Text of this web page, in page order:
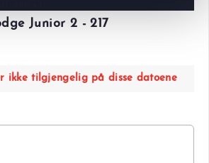
Junior 2 - 217
ikke tilgjengelig på disse datoene